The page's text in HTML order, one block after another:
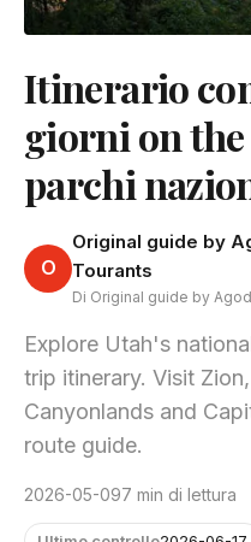
Itinerario
giorni on
parchi
O
Original guide by
Tourants
Di Original guide by
Explore Utah's
trip itinerary. Visit
Canyonlands and
route guide.
2026-05-097 min di lettura